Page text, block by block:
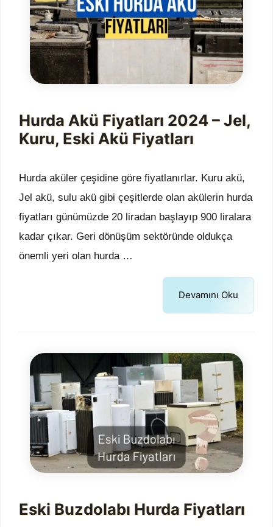
Hurda Akü Fiyatları 2024 – Jel,
Kuru, Eski Akü Fiyatları
Hurda aküler çeşidine göre fiyatlanırlar. Kuru akü,
Jel akü, sulu akü gibi çeşitlerde olan akülerin hurda
fiyatları günümüzde 20 liradan başlayıp 900 liralara
kadar çıkar. Geri dönüşüm sektöründe oldukça
önemli yeri olan hurda …
Devamını Oku
Eski Buzdolabı Hurda Fiyatları